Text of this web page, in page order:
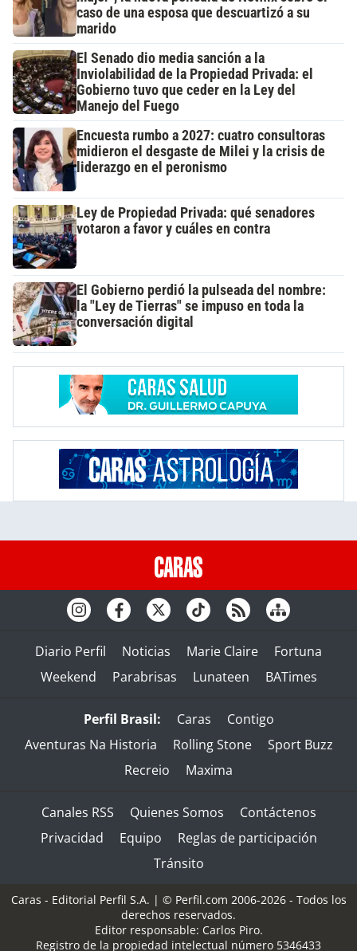
caso de una esposa que descuartizó a su
marido
El Senado dio media sanción a la
Inviolabilidad de la Propiedad Privada: el
Gobierno tuvo que ceder en la Ley del
Manejo del Fuego
Encuesta rumbo a 2027: cuatro consultoras
midieron el desgaste de Milei y la crisis de
liderazgo en el peronismo
Ley de Propiedad Privada: qué senadores
votaron a favor y cuáles en contra
El Gobierno perdió la pulseada del nombre:
la "Ley de Tierras" se impuso en toda la
conversación digital
Diario Perfil Noticias Marie Claire
Fortuna
Weekend
Parabrisas Lunateen BATimes
Perfil Brasil: Caras
Contigo
Aventuras Na Historia
Rolling Stone
Sport Buzz
Recreio
Maxima
Canales RSS Quienes Somos
Contáctenos
Privacidad
Equipo
Reglas de participación
Tránsito
Caras - Editorial Perfil S.A. | © Perfil.com 2006-2026 - Todos los
derechos reservados.
Editor responsable: Carlos Piro.
Registro de la propiedad intelectual número 5346433